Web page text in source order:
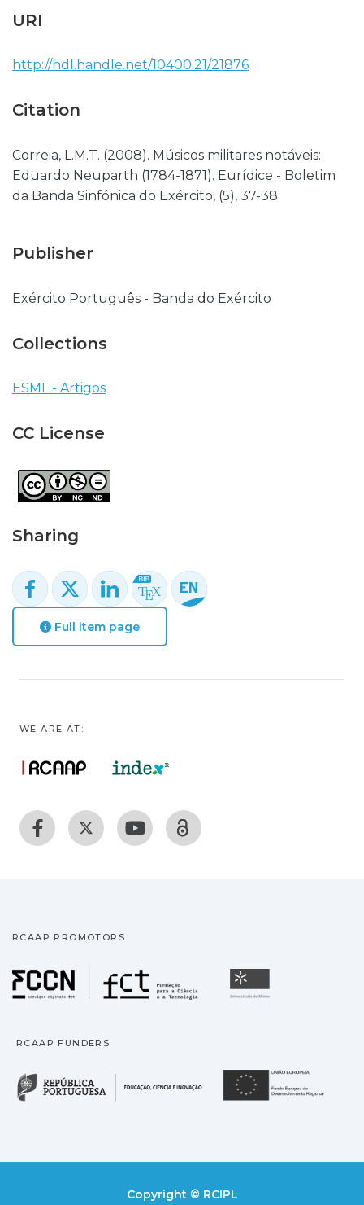
URI
http://hdl.handle.net/10400.21/21876
Citation
Correia, L.M.T. (2008). Músicos militares notáveis:
Eduardo Neuparth (1784-1871). Eurídice - Boletim
da Banda Sinfónica do Exército, (5), 37-38.
Publisher
Exército Português - Banda do Exército
Collections
ESML - Artigos
CC License
Sharing
Full item page
WE ARE AT:
RCAAP PROMOTORS
Fundação para a
RCAAP FUNDERS
República Portuguesa
Copyright © RCIPL